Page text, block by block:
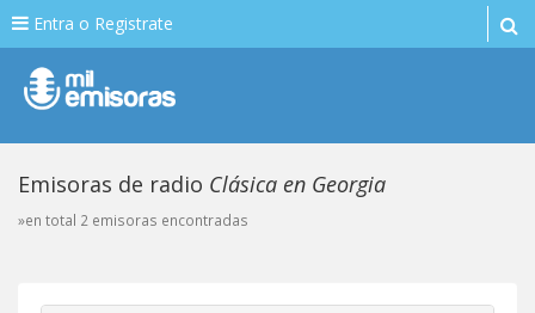
Entra o Registrate
Emisoras de radio Clásica en Georgia
»en total 2 emisoras encontradas